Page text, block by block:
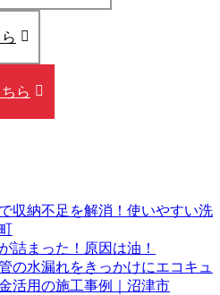
ら
収納不足を解消！使いやすい洗
詰まった！原因は油！
の水漏れをきっかけにエコキュ
活用の施工事例｜沼津市